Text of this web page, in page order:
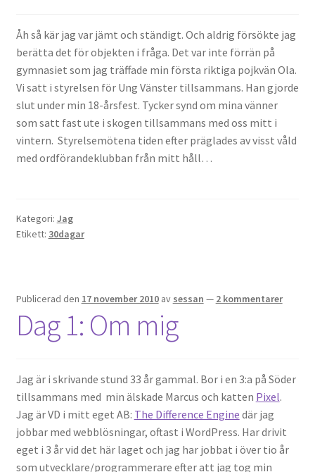
Åh så kär jag var jämt och ständigt. Och aldrig försökte jag
berätta det för objekten i fråga. Det var inte förrän på
gymnasiet som jag träffade min första riktiga pojkvän Ola.
Vi satt i styrelsen för Ung Vänster tillsammans. Han gjorde
slut under min 18-årsfest. Tycker synd om mina vänner
som satt fast ute i skogen tillsammans med oss mitt i
vintern. Styrelsemötena tiden efter präglades av visst våld
med ordförandeklubban från mitt håll…
Kategori: Jag
Etikett: 30dagar
Publicerad den 17 november 2010 av sessan — 2 kommentarer
Dag 1: Om mig
Jag är i skrivande stund 33 år gammal. Bor i en 3:a på Söder
tillsammans med min älskade Marcus och katten Pixel.
Jag är VD i mitt eget AB: The Difference Engine där jag
jobbar med webblösningar, oftast i WordPress. Har drivit
eget i 3 år vid det här laget och jag har jobbat i över tio år
som utvecklare/programmerare efter att jag tog min